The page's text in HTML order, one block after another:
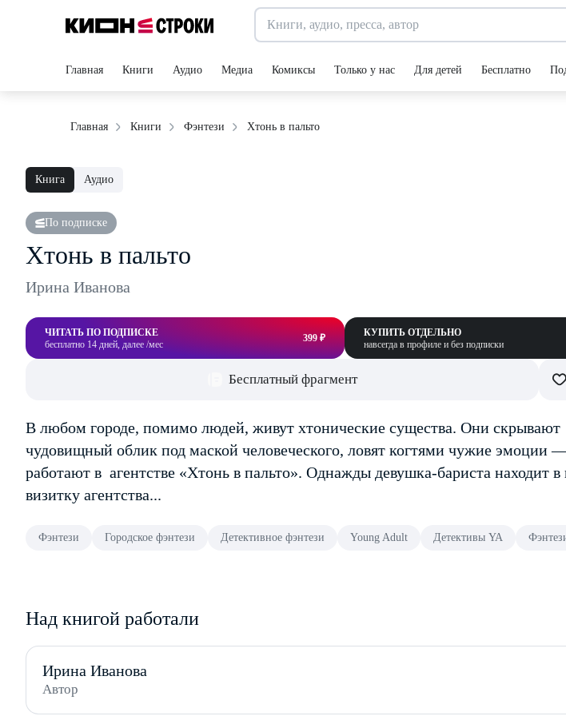
Главная Книги Аудио Медиа Комиксы Только у нас Для детей Бесплатно
Главная Книги Фэнтези Хтонь в пальто
Книга Аудио
По подписке
Хтонь в пальто
Ирина Иванова
ЧИТАТЬ ПО ПОДПИСКЕ
бесплатно 14 дней, далее /мес
399 ₽
КУПИТЬ ОТДЕЛЬНО
навсегда в профиле и без подписки
Бесплатный фрагмент
В любом городе, помимо людей, живут хтонические существа. Они скрывают
чудовищный облик под маской человеческого, ловят когтями чужие эмоции
работают в агентстве «Хтонь в пальто». Однажды девушка-бариста находит в
визитку агентства...
Фэнтези Городское фэнтези Детективное фэнтези Young Adult Детективы YA
Над книгой работали
Ирина Иванова
Автор